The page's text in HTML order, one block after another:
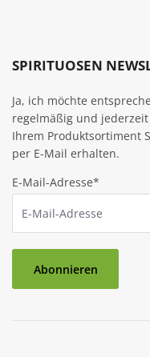
SPIRITUOSEN
Ja, ich möchte
regelmäßig und
Ihrem Produktsortiment
per E-Mail erhalten.
E-Mail-Adresse*
Abonnieren